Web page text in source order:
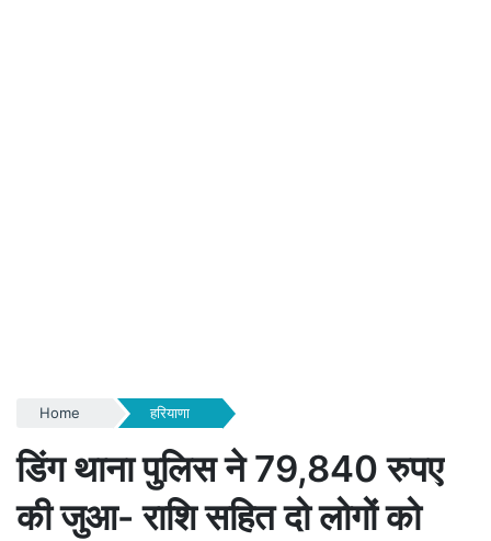
Home हरियाणा
डिंग थाना पुलिस ने 79,840 रुपए
की जुआ- राशि सहित दो लोगों को